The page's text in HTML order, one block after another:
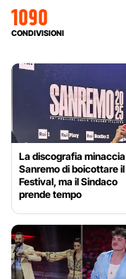
1090
CONDIVISIONI
La discografia minaccia
Sanremo di boicottare il
Festival, ma il Sindaco
prende tempo